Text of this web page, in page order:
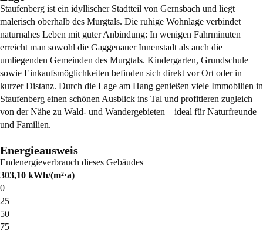
Staufenberg ist ein idyllischer Stadtteil von Gernsbach und liegt
malerisch oberhalb des Murgtals. Die ruhige Wohnlage verbindet
naturnahes Leben mit guter Anbindung: In wenigen Fahrminuten
erreicht man sowohl die Gaggenauer Innenstadt als auch die
umliegenden Gemeinden des Murgtals. Kindergarten, Grundschule
sowie Einkaufsmöglichkeiten befinden sich direkt vor Ort oder in
kurzer Distanz. Durch die Lage am Hang genießen viele Immobilien in
Staufenberg einen schönen Ausblick ins Tal und profitieren zugleich
von der Nähe zu Wald- und Wandergebieten – ideal für Naturfreunde
und Familien.
Energieausweis
Endenergieverbrauch dieses Gebäudes
303,10 kWh/(m²·a)
0
25
50
75